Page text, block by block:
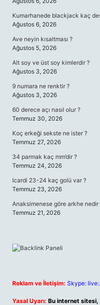
Kumarhanede blackjack kaç
Ağustos 6, 2026
Ave neyin kısaltması ?
Ağustos 5, 2026
Alt soy ve üst soy kimlerdir ?
Ağustos 3, 2026
9 numara ne renktir ?
Ağustos 3, 2026
60 derece açı nasıl olur ?
Temmuz 30, 2026
Koç erkeği sekste ne ister ?
Temmuz 27, 2026
34 parmak kaç mm’dir ?
Temmuz 24, 2026
Icardi 23-24 kaç golü var ?
Temmuz 23, 2026
Anaksimenese göre arkhe nedir
Temmuz 21, 2026
Reklam ve İletişim: Skype:
Yasal Uyarı: Bu internet sitesi,